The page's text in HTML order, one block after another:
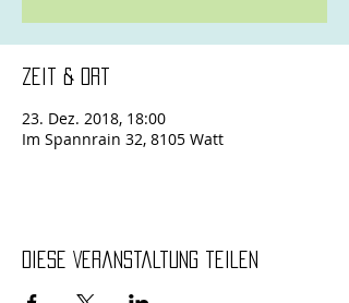
Zeit & Ort
23. Dez. 2018, 18:00
Im Spannrain 32, 8105 Watt
Diese Veranstaltung teilen